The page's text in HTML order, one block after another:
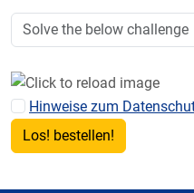
Hinweise zum